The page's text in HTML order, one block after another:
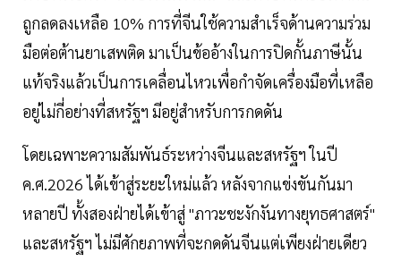
ถูกลดลงเหลือ 10% การที่จีนใช้ความสำเร็จด้านความร่วม
มือต่อต้านยาเสพติด มาเป็นข้ออ้างในการปิดกั้นภาษีนั้น
แท้จริงแล้วเป็นการเคลื่อนไหวเพื่อกำจัดเครื่องมือที่เหลือ
อยู่ไม่กี่อย่างที่สหรัฐฯ มีอยู่สำหรับการกดดัน
โดยเฉพาะความสัมพันธ์ระหว่างจีนและสหรัฐฯ ในปี
ค.ศ.2026 ได้เข้าสู่ระยะใหม่แล้ว หลังจากแข่งขันกันมา
หลายปี ทั้งสองฝ่ายได้เข้าสู่ "ภาวะชะงักงันทางยุทธศาสตร์"
และสหรัฐฯ ไม่มีศักยภาพที่จะกดดันจีนแต่เพียงฝ่ายเดียว